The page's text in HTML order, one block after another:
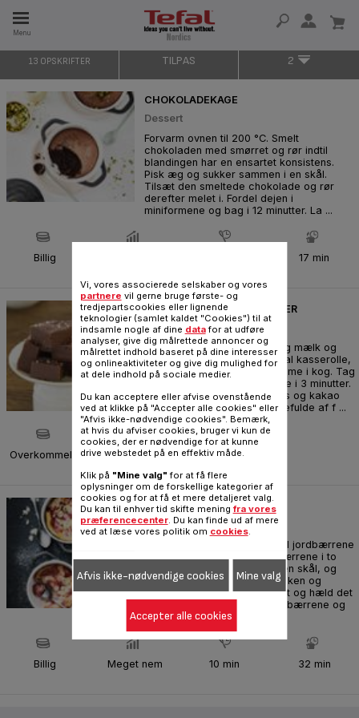
Menu
I 15 ÅR
13 OPSKRIFTER TILPAS 2
CHOKOLADEKAGE
Dessert
Forvarm ovnen til 200 °C. Smelt
chokoladen med smørret og rør indtil
blandingen har en ensartet konsistens.
Pisk æg og sukker sammen i en skål.
Tilsæt den smeltede chokolade og rør
derefter melet i. Fordel dejen i
miniformene og bag i 12 minutter. La ...
Billig 17 min
CHOKOLADE FUDGE TRØFLER
Bagning
Varm forsigtigt smør, sirup og mælk og
ved svag varme i en lille Tefal kasserolle,
men lad ikke blandingen komme i kog. Tag
væk fra varmen og lad afkøle i 3 minutter.
Brug en si til at sigte flormelis og kakao
ned i en skål. Kom 2 spiseskefulde af f ...
Overkommelig Nem 15 min
CLAFOUTIS MED JORDBÆR
Dessert
Forvarm ovnen til 170 °C. Skyl jordbærrene
og fjern stilken. Fordel jordbærrene i to
miniforme. Slå æggene ud i en skål, og
tilsæt sukker. Rør. Tilsæt mælken og
derefter melet. Smelt smørret og hæld det
i dejen. Hæld dejen over jordbærrene og
drys me ...
Billig Meget nem 10 min 32 min
Vi, vores associerede selskaber og vores
partnere vil gerne bruge første- og
tredjepartscookies eller lignende
teknologier (samlet kaldet "Cookies") til at
indsamle nogle af dine datafor at udføre
analyser, give dig målrettede annoncer og
målrettet indhold baseret på dine interesser
og onlineaktiviteter og give dig mulighed for
at dele indhold på sociale medier.
Du kan acceptere eller afvise ovenstående
ved at klikke på "Accepter alle cookies" eller
"Afvis ikke-nødvendige cookies". Bemærk,
at hvis du afviser cookies, bruger vi kun de
cookies, der er nødvendige for at kunne
drive webstedet på en effektiv måde.
Klik på "Mine valg" for at få flere
oplysninger om de forskellige kategorier af
cookies og for at få et mere detaljeret valg.
Du kan til enhver tid skifte mening fra vores
præferencecenter. Du kan finde ud af mere
ved at læse vores politik om cookies.
Afvis ikke-nødvendige cookies Mine valg
Accepter alle cookies